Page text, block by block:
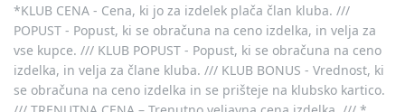
*KLUB CENA - Cena, ki jo za izdelek plača član kluba. ///
POPUST - Popust, ki se obračuna na ceno izdelka, in velja za
vse kupce. /// KLUB POPUST - Popust, ki se obračuna na ceno
izdelka, in velja za člane kluba. /// KLUB BONUS - Vrednost, ki
se obračuna na ceno izdelka in se prišteje na klubsko kartico.